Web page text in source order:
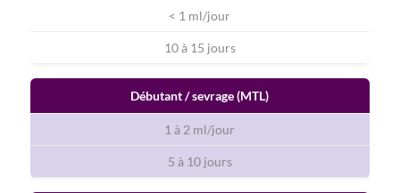
< 1 ml/jour
10 à 15 jours
Débutant / sevrage (MTL)
1 à 2 ml/jour
5 à 10 jours